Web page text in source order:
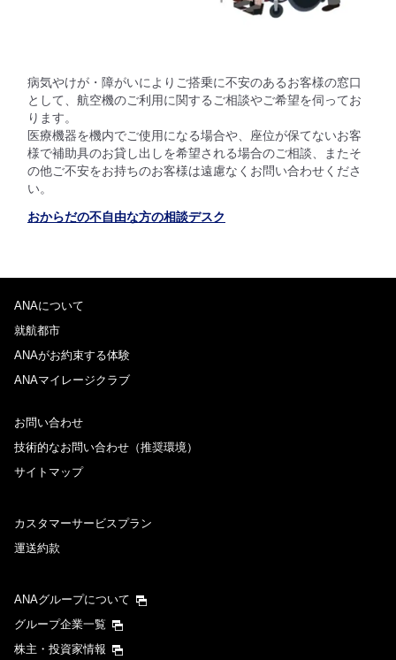
病気やけが・障がいによりご搭乗に不安のあるお客様の窓口
として、航空機のご利用に関するご相談やご希望を伺ってお
ります。
医療機器を機内でご使用になる場合や、座位が保てないお客
様で補助具のお貸し出しを希望される場合のご相談、またそ
の他ご不安をお持ちのお客様は遠慮なくお問い合わせくださ
い。
おからだの不自由な方の相談デスク
ANAについて
就航都市
ANAがお約束する体験
ANAマイレージクラブ
お問い合わせ
技術的なお問い合わせ（推奨環境）
サイトマップ
カスタマーサービスプラン
運送約款
ANAグループについて
グループ企業一覧
株主・投資家情報